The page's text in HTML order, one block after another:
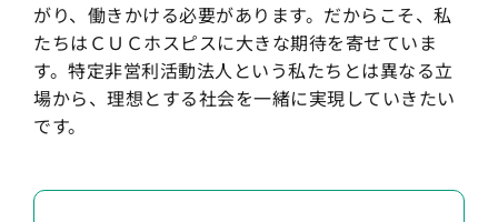
がり、働きかける必要があります。だからこそ、私
たちはＣＵＣホスピスに大きな期待を寄せていま
す。特定非営利活動法人という私たちとは異なる立
場から、理想とする社会を一緒に実現していきたい
です。